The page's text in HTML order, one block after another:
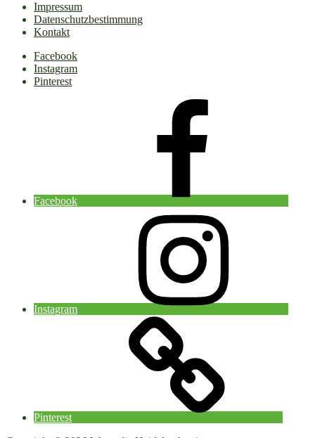
Impressum
Datenschutzbestimmung
Kontakt
Facebook
Instagram
Pinterest
Facebook
Instagram
Pinterest